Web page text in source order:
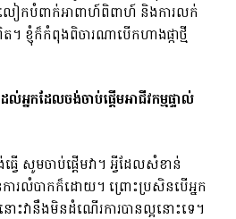
ៀកបំពាក់អាពាហ៍ពិពាហ៍ និងការលក់
ញុំ​ក៏​កំពុង​ពិចារណា​បើក​ហាង​ផ្កា​ថ្មី​
ដល់អ្នកដែលចង់ចាប់ផ្តើមអាជីវកម្មផ្ទាល់
វើ សូមចាប់ផ្តើមវា។ អ្វីដែលសំខាន់
ការលំបាកក៏ដោយ។ ព្រោះប្រសិនបើអ្នក
ោះវានឹងមិនដំណើរការបានល្អនោះទេ។